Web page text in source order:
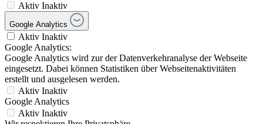
Aktiv Inaktiv
Google Analytics
Aktiv Inaktiv
Google Analytics:
Google Analytics wird zur der Datenverkehranalyse der Webseite
eingesetzt. Dabei können Statistiken über Webseitenaktivitäten
erstellt und ausgelesen werden.
Aktiv Inaktiv
Google Analytics
Aktiv Inaktiv